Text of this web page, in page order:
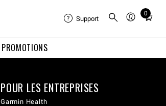
PROMOTIONS
Support
0
Total
cart:
POUR LES ENTREPRISES
Garmin Health